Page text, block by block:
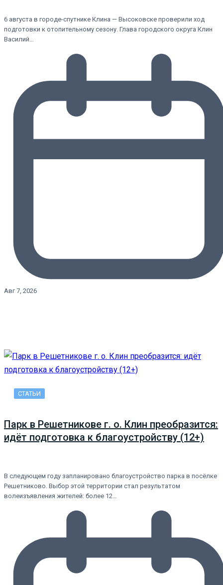
6 августа в городе-спутнике Клина — Высоковске проверили ход
подготовки к отопительному сезону. Глава городского округа Клин
Василий…
Авг 7, 2026
СТАТЬИ
Парк в Решетникове г. о. Клин преобразится:
идёт подготовка к благоустройству (12+)
В следующем году запланировано благоустройство парка в посёлке
Решетниково. Выбор этой территории стал результатом
волеизъявления жителей: более 12…